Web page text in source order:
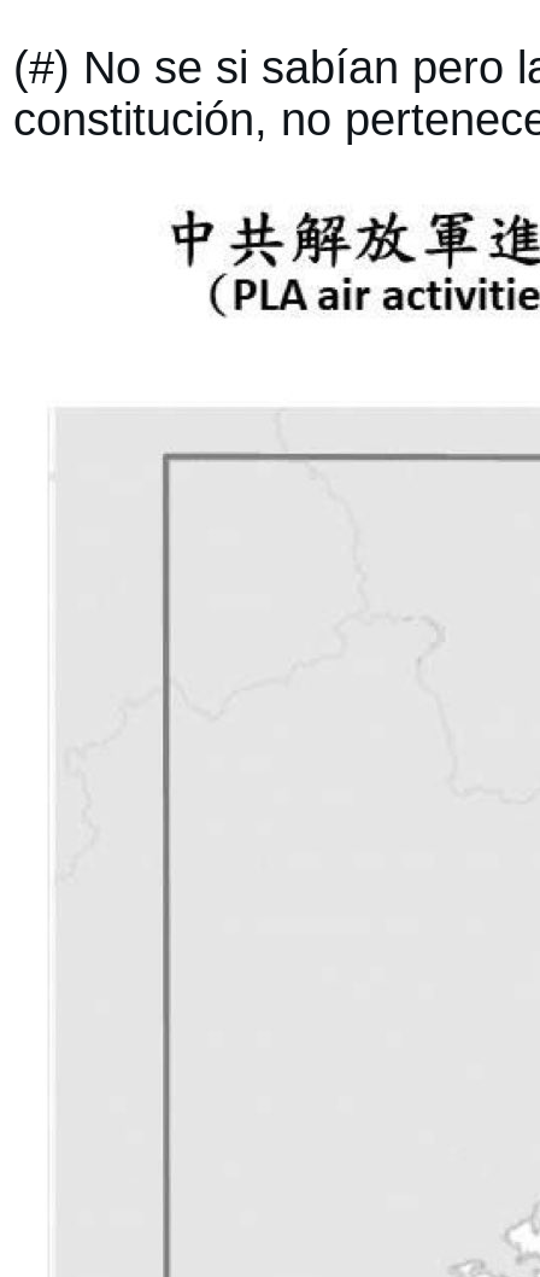
(#) No se si sabían pero
constitución, no